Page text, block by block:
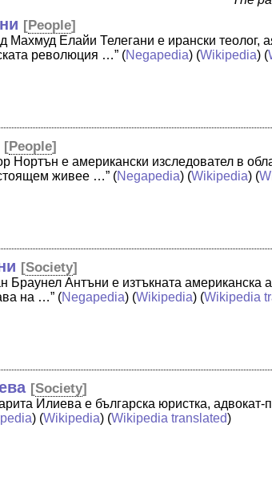
[People]
Махмуд Елайи Телегани е ирански теолог,
революция …” (Negapedia) (Wikipedia) (
[People]
Нортън е американски изследовател в
живее …” (Negapedia) (Wikipedia) (
[Society]
Браунел Антъни е изтъкната американска
на …” (Negapedia) (Wikipedia) (Wikipedia
[Society]
Илиева е българска юристка,
) (Wikipedia) (Wikipedia translated)